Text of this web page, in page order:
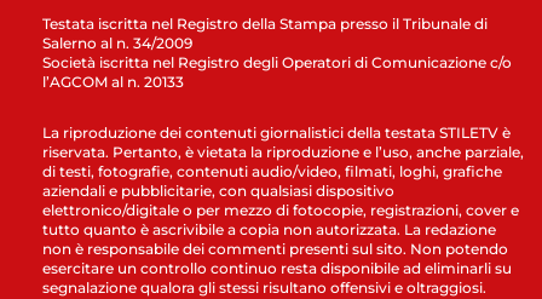
Testata iscritta nel Registro della Stampa presso il Tribunale di
Salerno al n. 34/2009
Società iscritta nel Registro degli Operatori di Comunicazione c/o
l’AGCOM al n. 20133
La riproduzione dei contenuti giornalistici della testata STILETV è
riservata. Pertanto, è vietata la riproduzione e l’uso, anche parziale,
di testi, fotografie, contenuti audio/video, filmati, loghi, grafiche
aziendali e pubblicitarie, con qualsiasi dispositivo
elettronico/digitale o per mezzo di fotocopie, registrazioni, cover e
tutto quanto è ascrivibile a copia non autorizzata. La redazione
non è responsabile dei commenti presenti sul sito. Non potendo
esercitare un controllo continuo resta disponibile ad eliminarli su
segnalazione qualora gli stessi risultano offensivi e oltraggiosi.